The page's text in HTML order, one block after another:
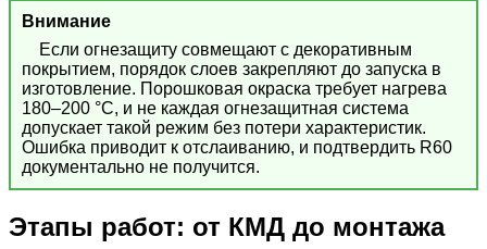
Внимание
Если огнезащиту совмещают с декоративным
покрытием, порядок слоев закрепляют до запуска в
изготовление. Порошковая окраска требует нагрева
180–200 °C, и не каждая огнезащитная система
допускает такой режим без потери характеристик.
Ошибка приводит к отслаиванию, и подтвердить R60
документально не получится.
Этапы работ: от КМД до монтажа